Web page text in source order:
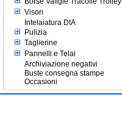
Visori
Intelaiatura DIA
Pulizia
Taglierine
Pannelli e Telai
Archiviazione negativi
Buste consegna stampe
Occasioni